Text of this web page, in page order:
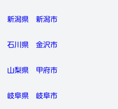
新潟県 新潟市
石川県 金沢市
山梨県 甲府市
岐阜県 岐阜市